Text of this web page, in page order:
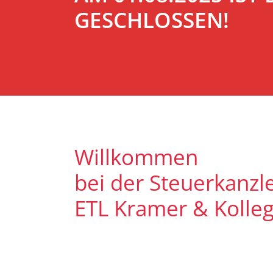
GESCHLOSSEN!
Willkommen
bei der
ETL Kramer &